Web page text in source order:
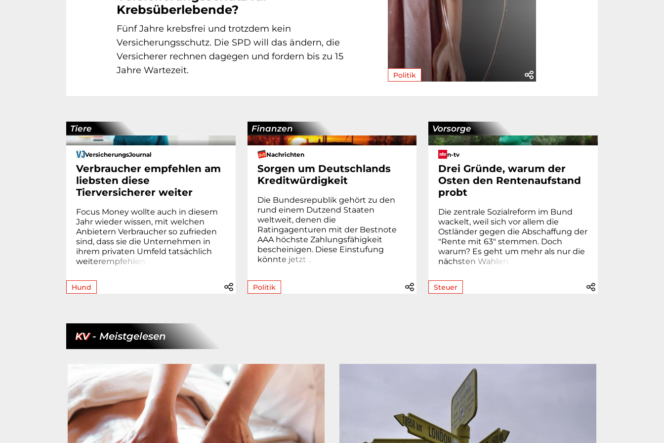
Politik
Krebsüberlebende?
Fünf Jahre krebsfrei und trotzdem kein
Versicherungsschutz. Die SPD will das ändern, die
Versicherer rechnen dagegen und fordern bis zu 15
Jahre Wartezeit.
Tiere
VersicherungsJournal
Verbraucher empfehlen am
liebsten diese
Tierversicherer weiter
Focus Money wollte auch in diesem
Jahr wieder wissen, mit welchen
Anbietern Verbraucher so zufrieden
sind, dass sie die Unternehmen in
ihrem privaten Umfeld tatsächlich
weiterempfehlen
Hund
Finanzen
Nachrichten
Sorgen um Deutschlands
Kreditwürdigkeit
Die Bundesrepublik gehört zu den
rund einem Dutzend Staaten
weltweit, denen die
Ratingagenturen mit der Bestnote
AAA höchste Zahlungsfähigkeit
bescheinigen. Diese Einstufung
könnte jetzt ..
Politik
Vorsorge
n-tv
Drei Gründe, warum der
Osten den Rentenaufstand
probt
Die zentrale Sozialreform im Bund
wackelt, weil sich vor allem die
Ostländer gegen die Abschaffung der
"Rente mit 63" stemmen. Doch
warum? Es geht um mehr als nur die
nächsten Wahlen
Steuer
KV- Meistgelesen